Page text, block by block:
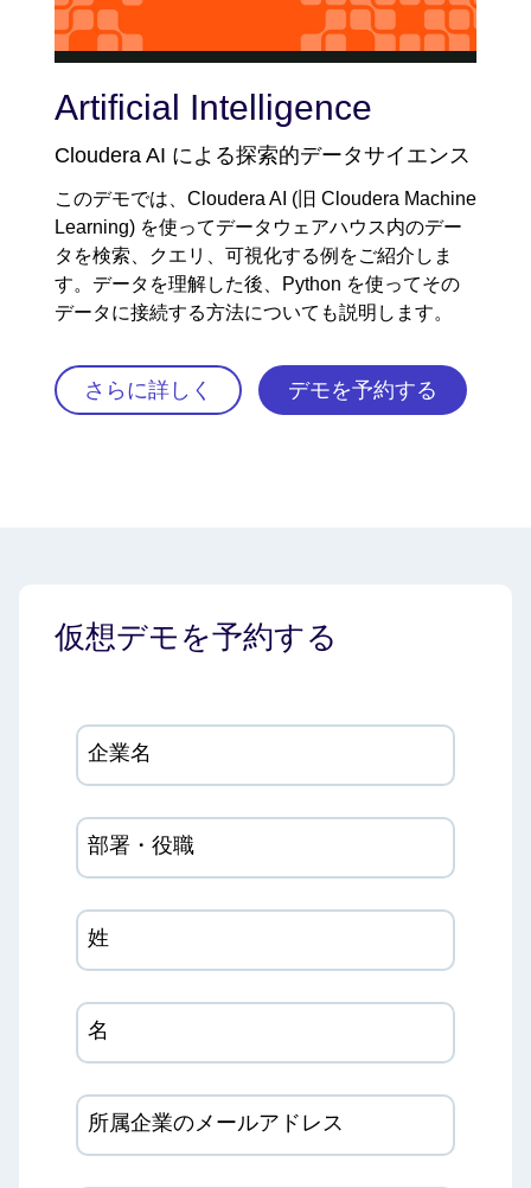
Video
Artificial Intelligence
Cloudera AI による探索的データサイエンス
このデモでは、Cloudera AI (旧 Cloudera Machine
Learning) を使ってデータウェアハウス内のデー
タを検索、クエリ、可視化する例をご紹介しま
す。データを理解した後、Python を使ってその
データに接続する方法についても説明します。
さらに詳しく デモを予約する
仮想デモを予約する
企業名
部署・役職
姓
名
所属企業のメールアドレス